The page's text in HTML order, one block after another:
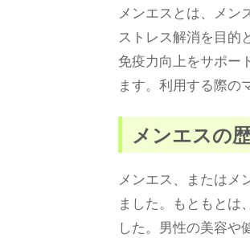
メンエスとは、メ
ストレス解消を目的
免疫力向上をサポー
ます。利用する際の
メンエスの
メンエス、またはメ
ました。もともと
した。男性の美容や